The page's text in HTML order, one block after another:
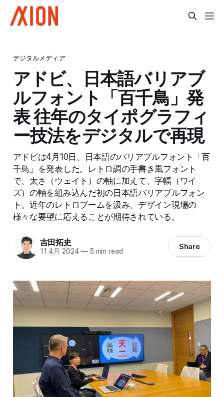
デジタルメディア
アドビ、日本語バリアブ
ルフォント「百千鳥」発
表 往年のタイポグラフィ
ー技法をデジタルで再現
アドビは4月10日、日本語のバリアブルフォント「百
千鳥」を発表した。レトロ調の手書き風フォント
で、太さ（ウェイト）の軸に加えて、字幅（ワイ
ズ）の軸を組み込んだ初の日本語バリアブルフォン
ト。近年のレトロブームを汲み、デザイン現場の
様々な要望に応えることが期待されている。
吉田拓史
11 4月 2024 —5 min read Share